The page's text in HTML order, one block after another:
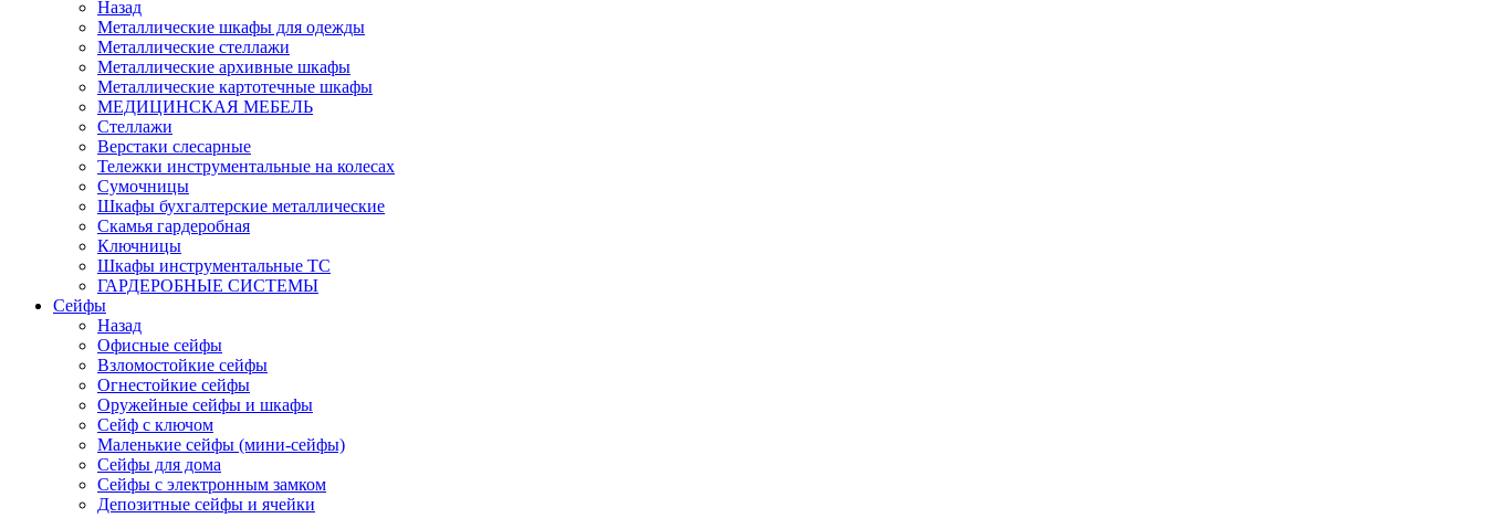
Назад
Металлические шкафы для одежды
Металлические стеллажи
Металлические архивные шкафы
Металлические картотечные шкафы
МЕДИЦИНСКАЯ МЕБЕЛЬ
Стеллажи
Верстаки слесарные
Тележки инструментальные на колесах
Сумочницы
Шкафы бухгалтерские металлические
Скамья гардеробная
Ключницы
Шкафы инструментальные ТС
ГАРДЕРОБНЫЕ СИСТЕМЫ
Сейфы
Назад
Офисные сейфы
Взломостойкие сейфы
Огнестойкие сейфы
Оружейные сейфы и шкафы
Сейф с ключом
Маленькие сейфы (мини-сейфы)
Сейфы для дома
Сейфы с электронным замком
Депозитные сейфы и ячейки